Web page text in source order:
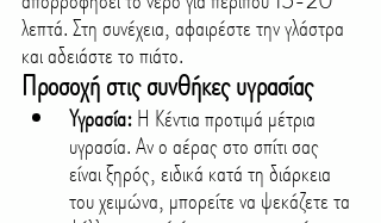
λεπτά. Στη συνέχεια, αφαιρέστε την γλάστρα
και αδειάστε το πιάτο.
Προσοχή στις συνθήκες υγρασίας
Υγρασία: Η Κέντια προτιμά μέτρια
υγρασία. Αν ο αέρας στο σπίτι σας
είναι ξηρός, ειδικά κατά τη διάρκεια
του χειμώνα, μπορείτε να ψεκάζετε τα